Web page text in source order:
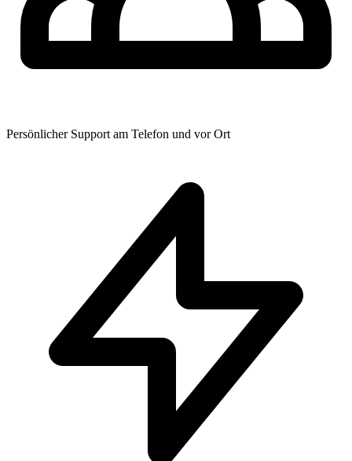
Persönlicher Support am Telefon und vor Ort